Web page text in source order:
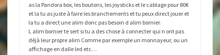
as la Pandora box, les boutons, les joysticks et le cablage pour 80€
et la tu as juste à faire les branchements et tu peux direct jouer et
la tu a direct une alim donc pas besoin d alim bornier.
L alim bornier te sert si tu a des chose à connecter qui n ont pas
déjà leur propre alim Comme par exemple un monnayeur, ou un
affichage en dalle led etc…